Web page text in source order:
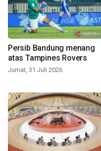
Persib Bandung menang
atas Tampines Rovers
Jumat, 31 Juli 2026